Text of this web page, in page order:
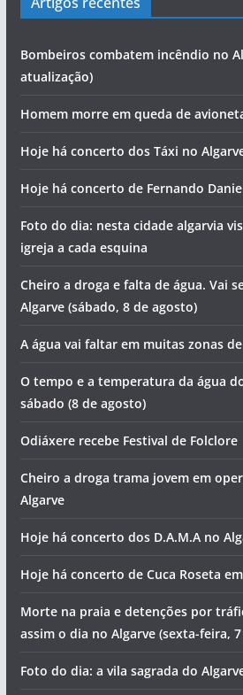
Bombeiros combatem incêndio no
atualização)
Homem morre em queda de
Hoje há concerto dos Táxi no
Hoje há concerto de Fernando
Foto do dia: nesta cidade algarvia
igreja a cada esquina
Cheiro a droga e falta de água. Vai
Algarve (sábado, 8 de agosto)
A água vai faltar em muitas zonas
O tempo e a temperatura da água
sábado (8 de agosto)
Odiáxere recebe Festival de Folclore
Cheiro a droga trama jovem em
Algarve
Hoje há concerto dos D.A.M.A no
Hoje há concerto de Cuca Roseta
Morte na praia e detenções por
assim o dia no Algarve (sexta-feira,
Foto do dia: a vila sagrada do